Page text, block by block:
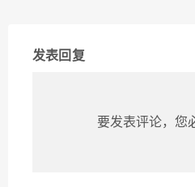
发表回复
要发表评论，您